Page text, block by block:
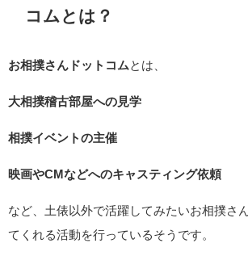
コム とは？
お相撲さんドットコム とは、
大相撲稽古部屋への見学
相撲イベントの主催
映画やCMなどへのキャスティング依頼
など、土俵以外で活躍してみたいお相撲さ
てくれる活動を行っているそうです。